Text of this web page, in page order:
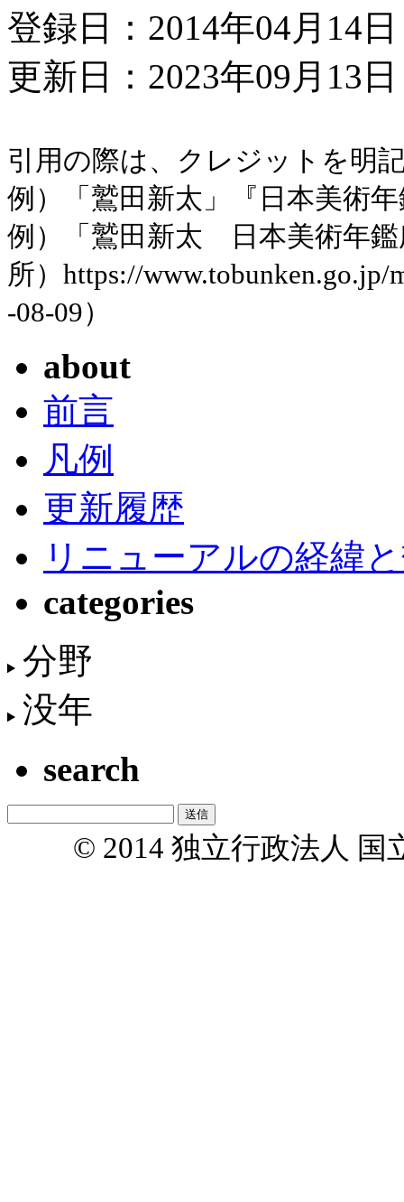
登録日：2014年04月14日
更新日：2023年09月13
引用の際は、クレジットを明
例）「鷲田新太」『日本美術
例）「鷲田新太 日本美術年鑑
所）https://
-08-09）
about
前言
凡例
更新履歴
リニューアルの経緯
categories
分野
没年
search
© 2014 独立行政法人 国